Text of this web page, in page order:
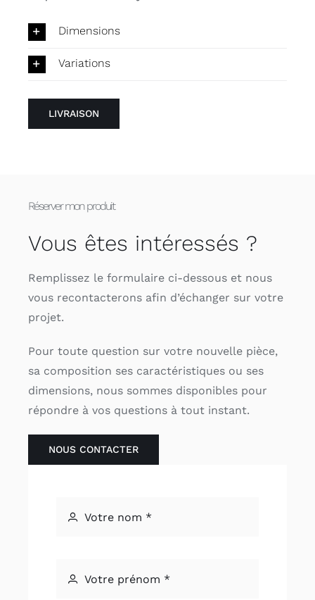
Dimensions
Variations
LIVRAISON
Réserver mon produit
Vous êtes intéressés ?
Remplissez le formulaire ci-dessous et nous
vous recontacterons afin d’échanger sur votre
projet.
Pour toute question sur votre nouvelle pièce,
sa composition ses caractéristiques ou ses
dimensions, nous sommes disponibles pour
répondre à vos questions à tout instant.
NOUS CONTACTER